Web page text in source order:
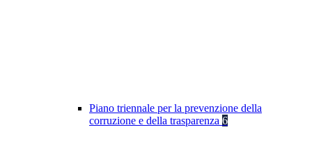
Piano triennale per la prevenzione della
corruzione e della trasparenza 6